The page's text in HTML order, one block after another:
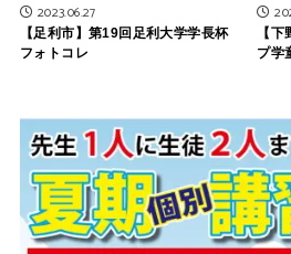
2023.06.27
【足利市】第19回足利大学学長杯
フォトコレ
【
プ学